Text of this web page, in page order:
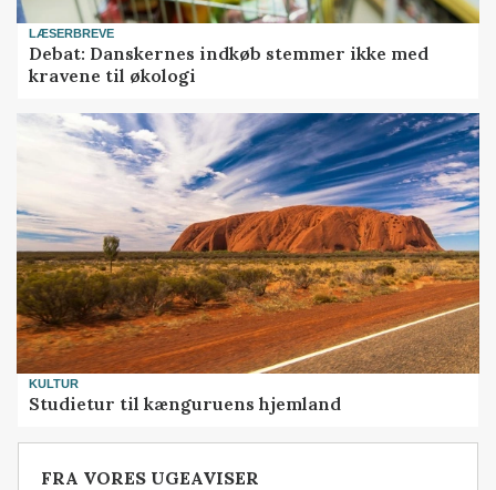
LÆSERBREVE
Debat: Danskernes indkøb stemmer ikke med
kravene til økologi
KULTUR
Studietur til kænguruens hjemland
FRA VORES UGEAVISER